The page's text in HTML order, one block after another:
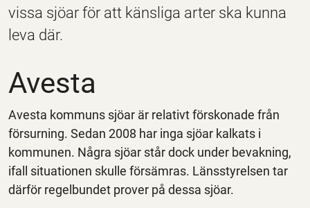
vissa sjöar för att känsliga arter ska kunna
leva där.
Avesta
Avesta kommuns sjöar är relativt förskonade från
försurning. Sedan 2008 har inga sjöar kalkats i
kommunen. Några sjöar står dock under bevakning,
ifall situationen skulle försämras. Länsstyrelsen tar
därför regelbundet prover på dessa sjöar.